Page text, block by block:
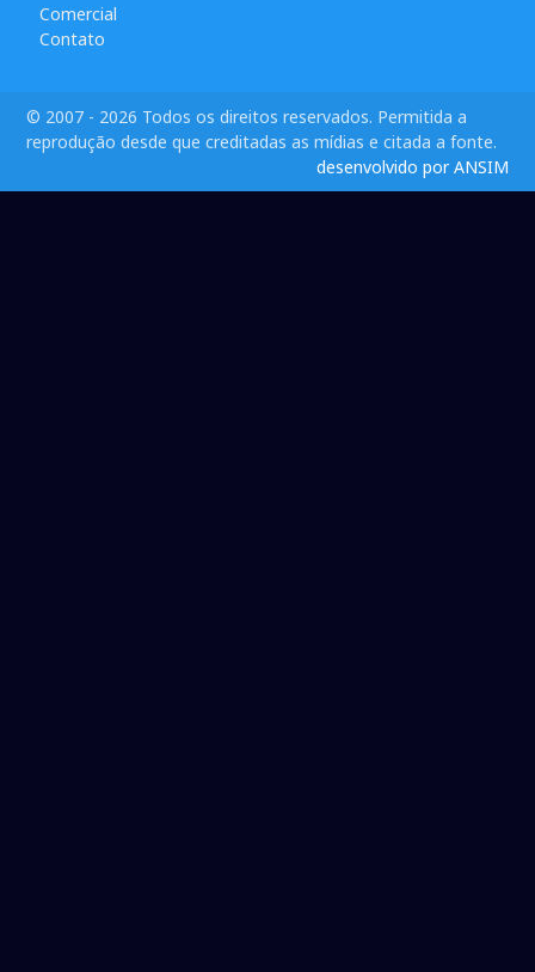
Comercial
Contato
© 2007 - 2026 Todos os direitos reservados. Permitida a
reprodução desde que creditadas as mídias e citada a fonte.
desenvolvido por ANSIM